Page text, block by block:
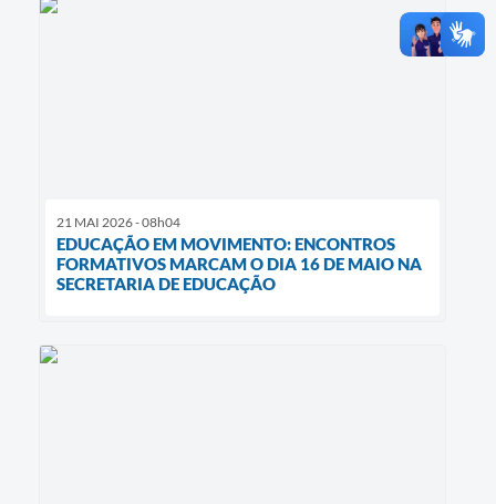
21 MAI 2026 - 08h04
EDUCAÇÃO EM MOVIMENTO: ENCONTROS
FORMATIVOS MARCAM O DIA 16 DE MAIO NA
SECRETARIA DE EDUCAÇÃO